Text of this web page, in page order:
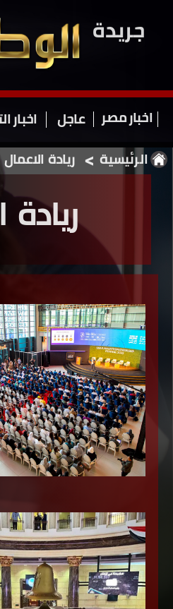
جريدة
اخبار مصر عاجل اخبار
< الرئيسية ريادة الاعمال
ريادة